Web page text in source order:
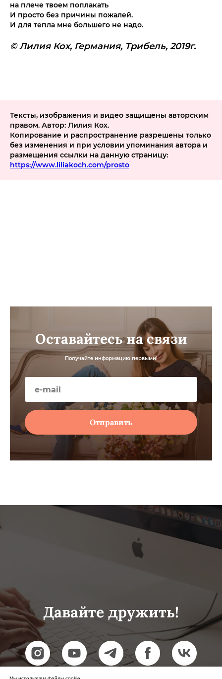
на плече твоем поплакать
И просто без причины пожалей.
И для тепла мне большего не надо.
© Лилия Кох, Германия, Трибель, 2019г.
Тексты, изображения и видео защищены авторским
правом. Автор: Лилия Кох.
Копирование и распространение разрешены только
без изменения и при условии упоминания автора и
размещения ссылки на данную страницу:
https://www.liliakoch.com/prosto
Оставайтесь на связи
Получайте информацию первыми!
Отправить
Давайте дружить!